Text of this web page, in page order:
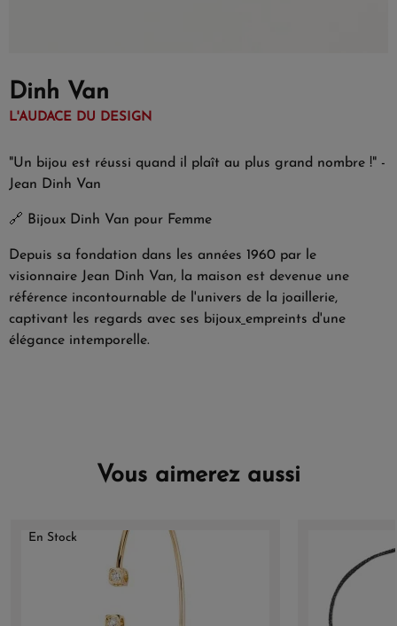
Dinh Van
L'AUDACE DU DESIGN
"Un bijou est réussi quand il plaît au plus grand nombre !" -
Jean Dinh Van
🔗 Bijoux Dinh Van pour Femme
Depuis sa fondation dans les années 1960 par le
visionnaire Jean Dinh Van, la maison est devenue une
référence incontournable de l'univers de la joaillerie,
captivant les regards avec ses bijoux empreints d'une
élégance intemporelle.
Vous aimerez aussi
En Stock